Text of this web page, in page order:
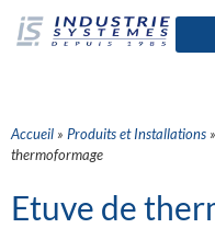
Accueil » Produits et Installations »
thermoformage
Etuve de